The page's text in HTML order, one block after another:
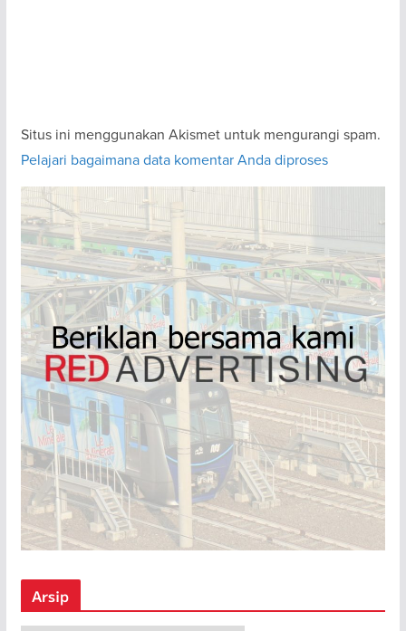
Situs ini menggunakan Akismet untuk mengurangi spam.
Pelajari bagaimana data komentar Anda diproses
Arsip